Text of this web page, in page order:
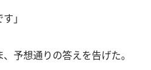
」
予想通りの答えを告げた。